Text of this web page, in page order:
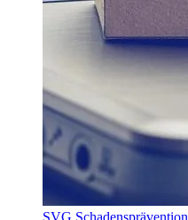
SVG Schadensprävention